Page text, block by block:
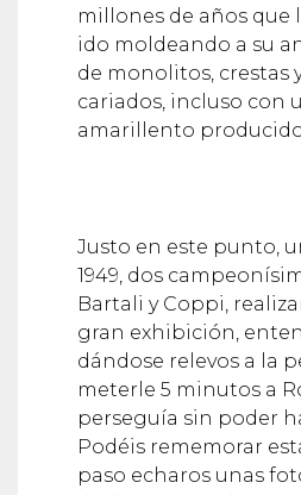
millones de años que
ido moldeando a su
de monolitos, crestas
cariados, incluso con
amarillento
Justo en este punto,
1949, dos
Bartali y Coppi,
gran exhibición,
dándose relevos a la
meterle 5 minutos a
perseguía sin poder
Podéis rememorar
paso echaros unas